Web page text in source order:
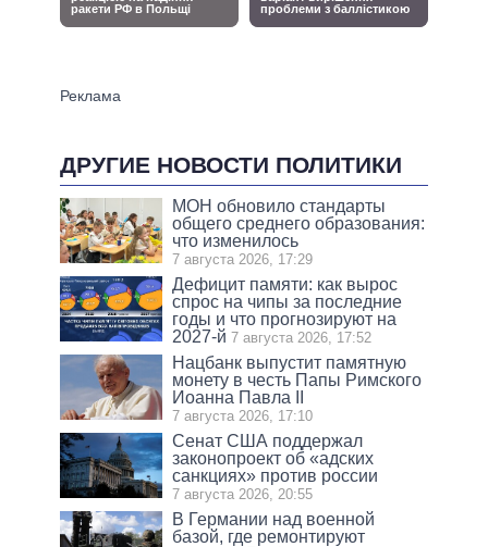
ДРУГИЕ НОВОСТИ ПОЛИТИКИ
МОН обновило стандарты
общего среднего образования:
что изменилось
7 августа 2026, 17:29
Дефицит памяти: как вырос
спрос на чипы за последние
годы и что прогнозируют на
2027-й 7 августа 2026, 17:52
Нацбанк выпустит памятную
монету в честь Папы Римского
Иоанна Павла II
7 августа 2026, 17:10
Сенат США поддержал
законопроект об «адских
санкциях» против россии
7 августа 2026, 20:55
В Германии над военной
базой, где ремонтируют